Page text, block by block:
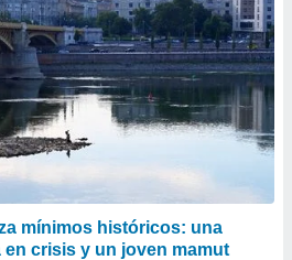
mínimos históricos: una
crisis y un joven mamut